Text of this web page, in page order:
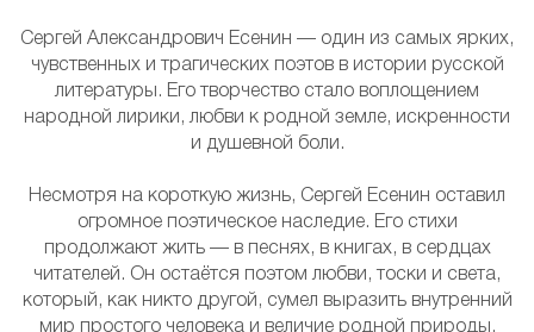
Сергей Александрович Есенин — один из самых ярких,
чувственных и трагических поэтов в истории русской
литературы. Его творчество стало воплощением
народной лирики, любви к родной земле, искренности
и душевной боли.
Несмотря на короткую жизнь, Сергей Есенин оставил
огромное поэтическое наследие. Его стихи
продолжают жить — в песнях, в книгах, в сердцах
читателей. Он остаётся поэтом любви, тоски и света,
который, как никто другой, сумел выразить внутренний
мир простого человека и величие родной природы.